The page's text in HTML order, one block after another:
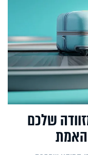
שלכם
האמת